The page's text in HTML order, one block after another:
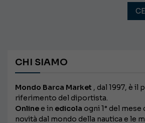
CHI SIAMO
Mondo Barca Market , dal 1997, è il
riferimento del diportista.
Online e in edicola ogni 1° del
novità dal mondo della nautica e le